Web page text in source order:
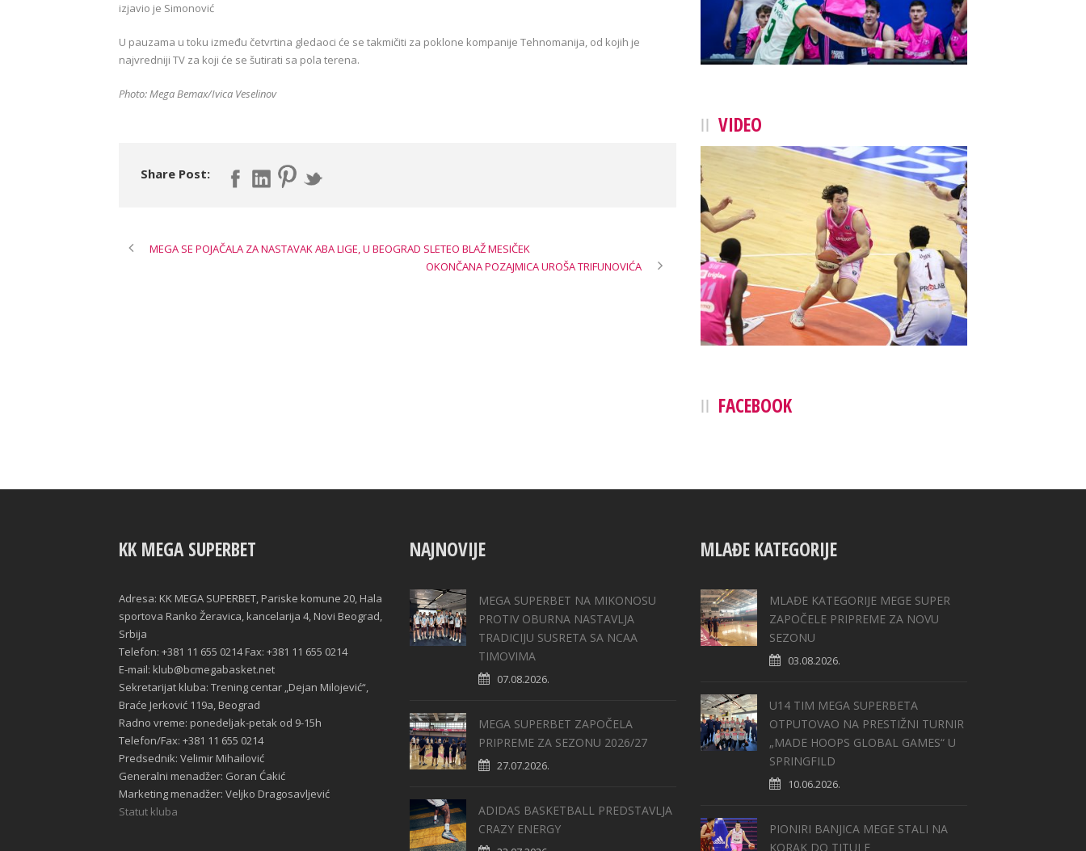
izjavio je Simonović
U pauzama u toku između četvrtina gledaoci će se takmičiti za poklone kompanije Tehnomanija, od kojih je
najvredniji TV za koji će se šutirati sa pola terena.
Photo: Mega Bemax/Ivica Veselinov
Share Post:
MEGA SE POJAČALA ZA NASTAVAK ABA LIGE, U BEOGRAD SLETEO BLAŽ MESIČEK
OKONČANA POZAJMICA UROŠA TRIFUNOVIĆA
VIDEO
FACEBOOK
KK MEGA SUPERBET
Adresa: KK MEGA SUPERBET, Pariske komune 20, Hala
sportova Ranko Žeravica, kancelarija 4, Novi Beograd,
Srbija
Telefon: +381 11 655 0214 Fax: +381 11 655 0214
E-mail: klub@bcmegabasket.net
Sekretarijat kluba: Trening centar „Dejan Milojević“,
Braće Jerković 119a, Beograd
Radno vreme: ponedeljak-petak od 9-15h
Telefon/Fax: +381 11 655 0214
Predsednik: Velimir Mihailović
Generalni menadžer: Goran Ćakić
Marketing menadžer: Veljko Dragosavljević
Statut kluba
NAJNOVIJE
MEGA SUPERBET NA MIKONOSU
PROTIV OBURNA NASTAVLJA
TRADICIJU SUSRETA SA NCAA
TIMOVIMA
07.08.2026.
MEGA SUPERBET ZAPOČELA
PRIPREME ZA SEZONU 2026/27
27.07.2026.
ADIDAS BASKETBALL PREDSTAVLJA
CRAZY ENERGY
MLAĐE KATEGORIJE
MLAĐE KATEGORIJE MEGE SUPER
ZAPOČELE PRIPREME ZA NOVU
SEZONU
03.08.2026.
U14 TIM MEGA SUPERBETA
OTPUTOVAO NA PRESTIŽNI TURNIR
„MADE HOOPS GLOBAL GAMES“ U
SPRINGFILD
10.06.2026.
PIONIRI BANJICA MEGE STALI NA
KORAK DO TITULE